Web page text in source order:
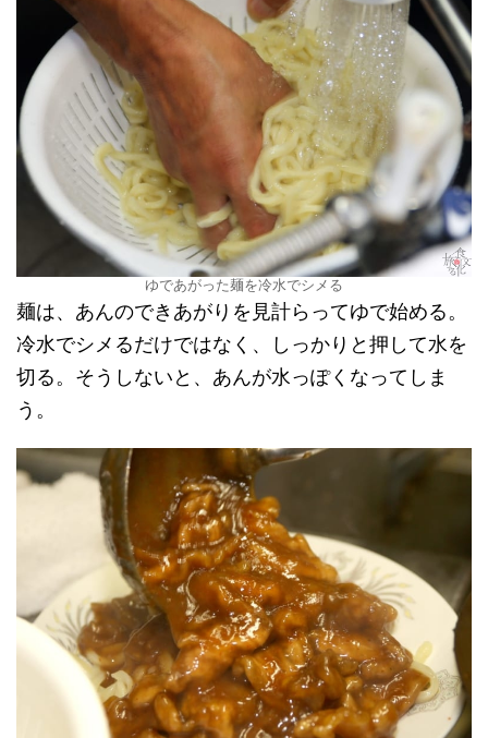
ゆであがった麺を冷水でシメる
麺は、あんのできあがりを見計らってゆで始める。
冷水でシメるだけではなく、しっかりと押して水を
切る。そうしないと、あんが水っぽくなってしま
う。